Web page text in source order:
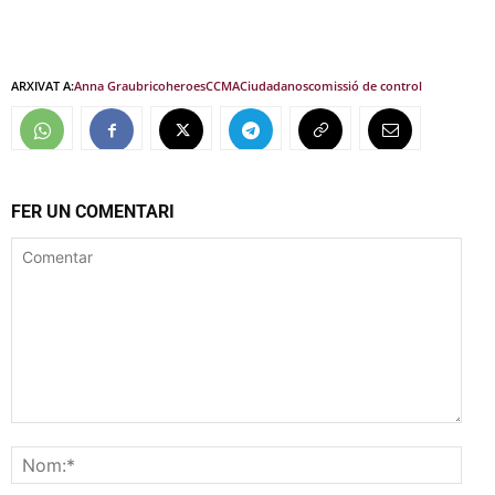
ARXIVAT A:Anna GraubricoheroesCCMACiudadanoscomissió de control
FER UN COMENTARI